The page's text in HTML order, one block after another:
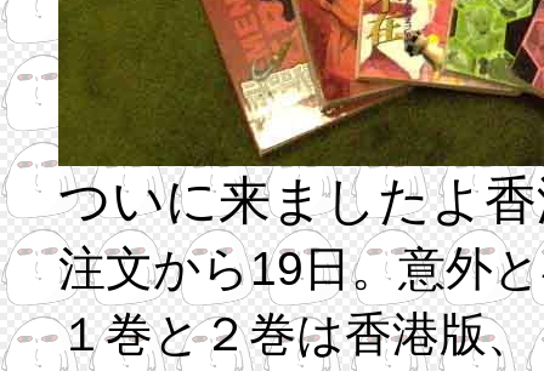
ついに来ましたよ
注文から19日。意外
１巻と２巻は香港版